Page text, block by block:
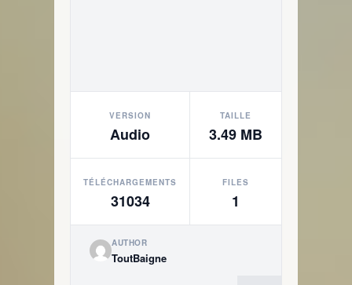
VERSION
Audio
TAILLE
3.49 MB
TÉLÉCHARGEMENTS
31034
FILES
1
AUTHOR
ToutBaigne